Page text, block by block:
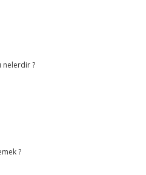
nelerdir ?
?